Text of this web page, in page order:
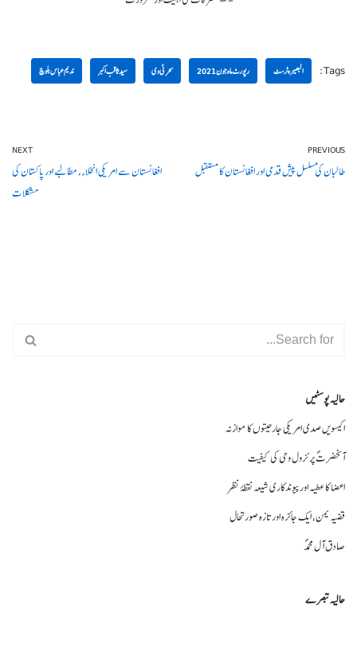
Tags: البصیرہ ٹرسٹ رپورٹ ماہ جون 2021 سحر ٹی وی سید ثاقب اکبر ندیم عباس بلوچ
PREVIOUS
طالبان کی مسلسل پیش قدمی اور افغانستان کا مستقبل
NEXT
افغانستان سے امریکی انخلاء، مطالبے اور پاکستان کی
مشکلات
حالیہ پوسٹیں
اکیسویں صدی امریکی جارحیتوں کا موازنہ
آنحضرتؐ پر نزول وحی کی کیفیت
اعضا کا عطیہ اورپیوندکاری شیعہ نقطۂ نظر
قضیہ یمن، ایک جائزہ اور تازہ صورتحال
صادق آل محمدؐ
حالیہ تبصرے